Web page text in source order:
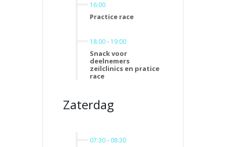
16:00
Practice race
18:00- 19:00
Snack voor
deelnemers
zeilclinics en pratice
race
Zaterdag
07:30- 08:30